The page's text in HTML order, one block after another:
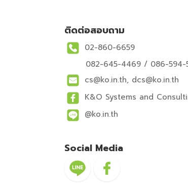
ติดต่อสอบถาม
02-860-6659
082-645-4469 / 086-594-
cs@ko.in.th, dcs@ko.in.th
K&O Systems and
@ko.in.th
Social Media